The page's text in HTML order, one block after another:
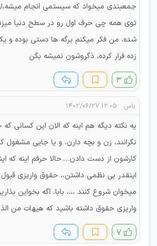
جمعبندی میخواد که سیستمی انجام
توی همه چی حرف اول رو در سطح دنیا
شده، من فکر میکنم برگه ها دستی بوده و
زده فرار کرده، ذگروشون نمیشه بگن
۳
یاس ۱۲:۰۵ ۱۴۰۲/۰۶/۲۷
یه نکته دیگه هم اینه که الان این کسانی
نگرانند، زن و بچه دارن، و یا جایی مشغول
کارشون از دست دادن....حالا حرفم اینه که
اینقدر بی نظمی داشتن،، حقوق واریزی
میخوان شروع کنند ،،،، بابا، اگه بخواین
واریزی حقوق داشته باشید که هیهات من
۷